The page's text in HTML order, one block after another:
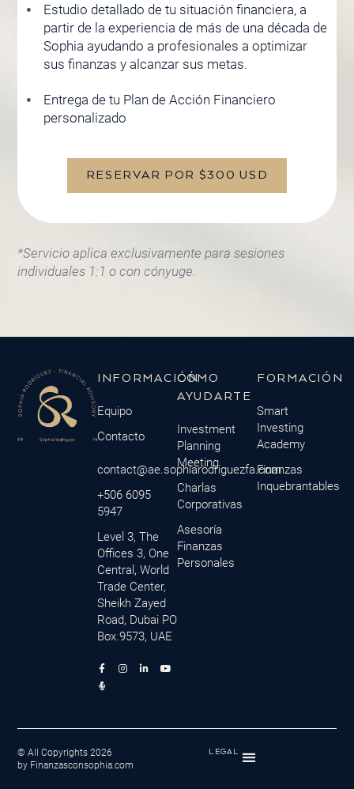
Estudio detallado de tu situación financiera, a
partir de la experiencia de más de una década de
Sophia ayudando a profesionales a optimizar
sus finanzas y alcanzar sus metas.
Entrega de tu Plan de Acción Financiero
personalizado
RESERVAR POR $300 USD
*Servicio aplica exclusivamente para sesiones
individuales 1:1 o con cónyuge.
INFORMACIÓN
Equipo
Contacto
contact@ae.sophiarodriguezfa.com
+506 6095
5947
Level 3, The
Offices 3, One
Central, World
Trade Center,
Sheikh Zayed
Road, Dubai PO
Box.9573, UAE
F
a
c
e
k
f
I
n
a
L
i
n
Y
o
M
i
c
r
o
e
-
a
CÓMO
AYUDARTE
Investment
Planning
Meeting
Charlas
Corporativas
Asesoría
Finanzas
Personales
FORMACIÓN
Smart
Investing
Academy
Finanzas
Inquebrantables
© All Copyrights 2026
by Finanzasconsophia.com
LEGAL